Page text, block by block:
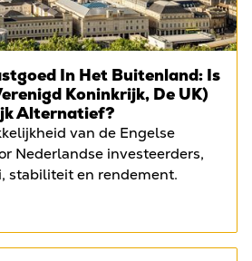
In Het Buitenland: Is
Koninkrijk, De UK)
Alternatief?
van de Engelse
Nederlandse investeerders,
stabiliteit en rendement.